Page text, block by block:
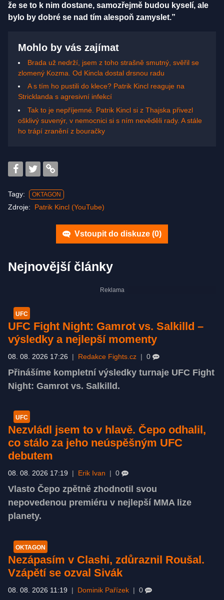
že se to k nim dostane, samozřejmě budou kyselí, ale
bylo by dobré se nad tím alespoň zamyslet.”
Mohlo by vás zajímat
Brada už nedrží, jsem z toho strašně smutný, svěřil se
zlomený Kozma. Od Kincla dostal drsnou radu
A s tím ho pustili do klece? Patrik Kincl reaguje na
Stricklanda s agresivní infekcí
Tak to je nepříjemné. Patrik Kincl si z Thajska přivezl
ošklivý suvenýr, v nemocnici si s ním nevěděli rady. A stále
ho trápí zranění z bouračky
Tagy: OKTAGON
Zdroje: Patrik Kincl (YouTube)
Vstoupit do diskuze (0)
Nejnovější články
UFC
UFC Fight Night: Gamrot vs. Salkilld –
výsledky a nejlepší momenty
08. 08. 2026 17:26 Redakce Fights.cz 0
Přinášíme kompletní výsledky turnaje UFC Fight
Night: Gamrot vs. Salkilld.
UFC
Nezvládl jsem to v hlavě. Čepo odhalil,
co stálo za jeho neúspěšným UFC
debutem
08. 08. 2026 17:19 Erik Ivan 0
Vlasto Čepo zpětně zhodnotil svou
nepovedenou premiéru v nejlepší MMA lize
planety.
OKTAGON
Nezápasím v Clashi, zdůraznil Roušal.
Vzápětí se ozval Sivák
08. 08. 2026 11:19 Dominik Pařízek 0